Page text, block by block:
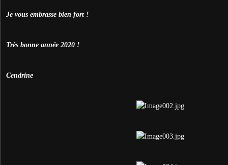
Je vous embrasse bien fort !
Très bonne année 2020 !
Cendrine